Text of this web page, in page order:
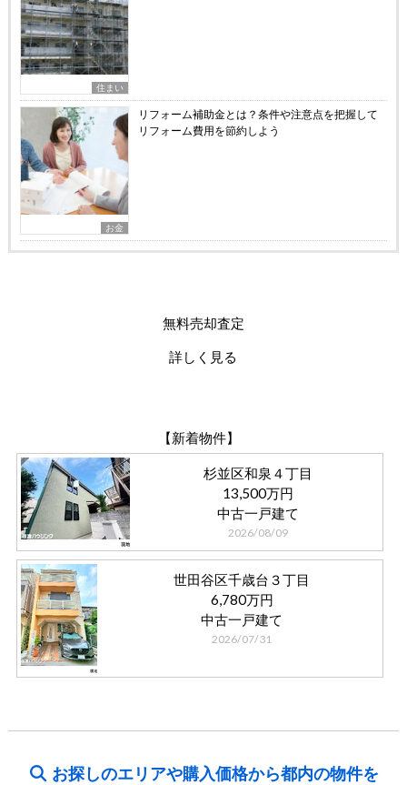
住まい
お金
リフォーム補助金とは？条件や注意点を把握して
リフォーム費用を節約しよう
無料売却査定
詳しく見る
【新着物件】
杉並区和泉４丁目
13,500万円
中古一戸建て
2026/08/09
世田谷区千歳台３丁目
6,780万円
中古一戸建て
2026/07/31
お探しのエリアや購入価格から都内の物件を